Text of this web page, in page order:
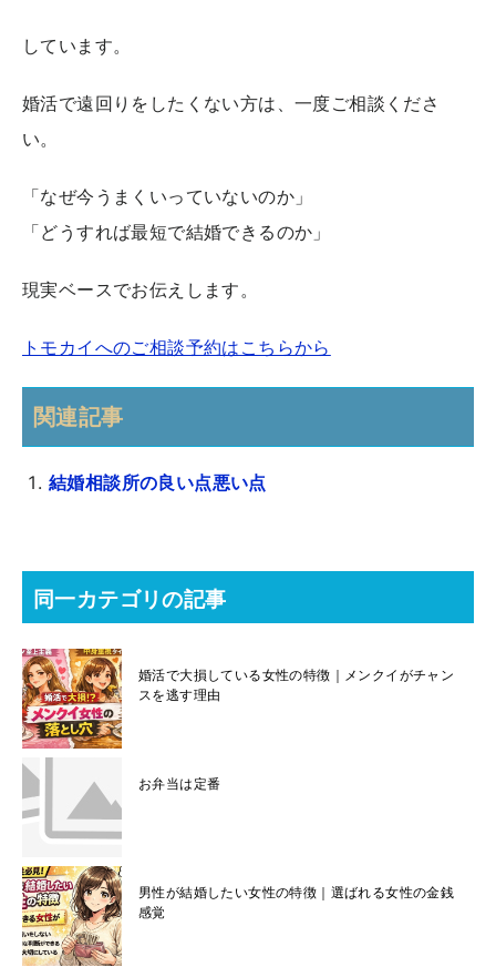
しています。
婚活で遠回りをしたくない方は、一度ご相談くださ
い。
「なぜ今うまくいっていないのか」
「どうすれば最短で結婚できるのか」
現実ベースでお伝えします。
トモカイへのご相談予約はこちらから
関連記事
結婚相談所の良い点悪い点
同一カテゴリの記事
婚活で大損している女性の特徴｜メンクイがチャン
スを逃す理由
お弁当は定番
男性が結婚したい女性の特徴｜選ばれる女性の金銭
感覚